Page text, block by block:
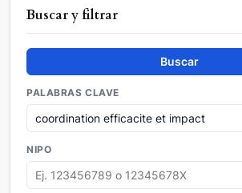
Buscar y filtrar
Buscar
PALABRAS CLAVE
NIPO